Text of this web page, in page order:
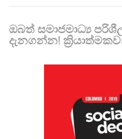
ඔබත් සමාජමාධ්‍ය
දැනගන්න!